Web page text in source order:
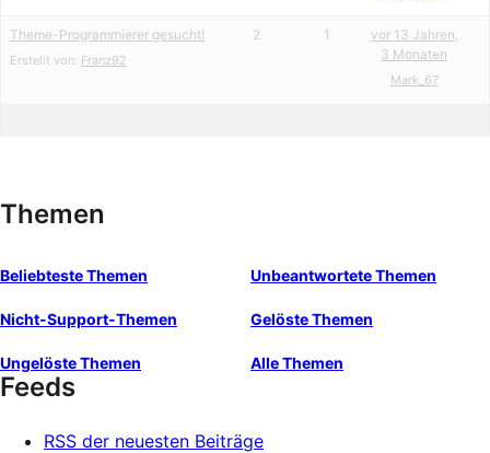
Theme-Programmierer gesucht!
Erstellt von: Franz92
2 1
vor 13 Jahren,
3 Monaten
Mark_67
Themen
Beliebteste Themen Unbeantwortete Themen
Nicht-Support-Themen Gelöste Themen
Ungelöste Themen Alle Themen
Feeds
RSS der neuesten Beiträge